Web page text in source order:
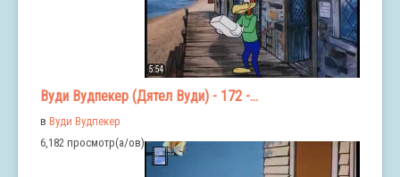
5:54
Вуди Вудпекер (Дятел Вуди) - 172 -...
в Вуди Вудпекер
6,182 просмотр(а/ов)